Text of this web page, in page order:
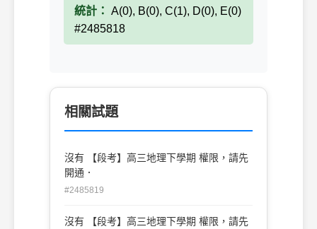
統計： A(0), B(0), C(1), D(0), E(0)
#2485818
相關試題
沒有 【段考】高三地理下學期 權限，請先
開通．
#2485819
沒有 【段考】高三地理下學期 權限，請先